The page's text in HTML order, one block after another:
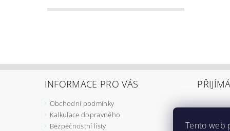
INFORMACE PRO VÁS
Obchodní podmínky
Kalkulace dopravného
Bezpečnostní listy
Tento web